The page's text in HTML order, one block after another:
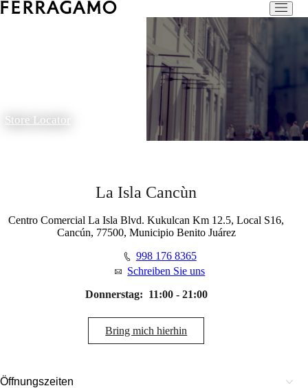
Store Locator
La Isla Cancùn
Centro Comercial La Isla Blvd. Kukulcan Km 12.5, Local S16,
Cancún, 77500, Municipio Benito Juárez
998 176 8365
Schreiben Sie uns
Donnerstag: 11:00 - 21:00
Bring mich hierhin
Öffnungszeiten